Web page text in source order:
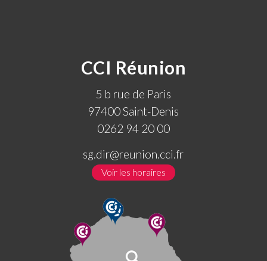
CCI Réunion
5 b rue de Paris
97400 Saint-Denis
0262 94 20 00
sg.dir@reunion.cci.fr
Voir les horaires